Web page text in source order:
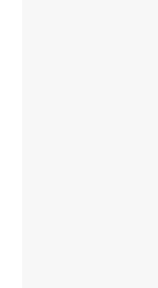
+7